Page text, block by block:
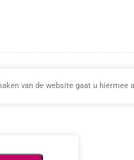
van de website gaat u
This site is protected by